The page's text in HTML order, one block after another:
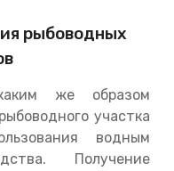
рыбоводных
же образом
участка
водным
Получение